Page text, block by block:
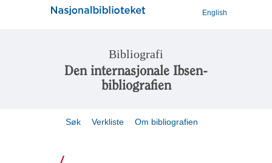
English
Bibliografi
Den internasjonale Ibsen-
bibliografien
Søk Verkliste Om bibliografien